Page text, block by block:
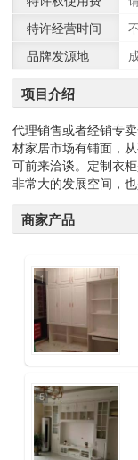
特许经营时间
品牌发源地
项目介绍
代理销售或者经销专
材家居市场有铺面，
可前来洽谈。定制衣
非常大的发展空间，也
商家产品
1
5